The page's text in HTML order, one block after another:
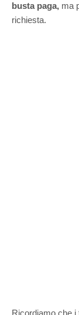
busta paga, ma
richiesta.